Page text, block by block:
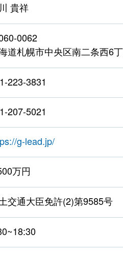
貴祥
0062
道札幌市中央区南二条西6
223-3831
207-5021
g-lead.jp/
万円
交通大臣免許(2)第9585号